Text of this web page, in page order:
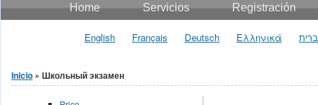
Home Servicios Registración
English Français Deutsch Ελληνικά
Se encuentra usted aquí
Inicio » Школьный экзамен